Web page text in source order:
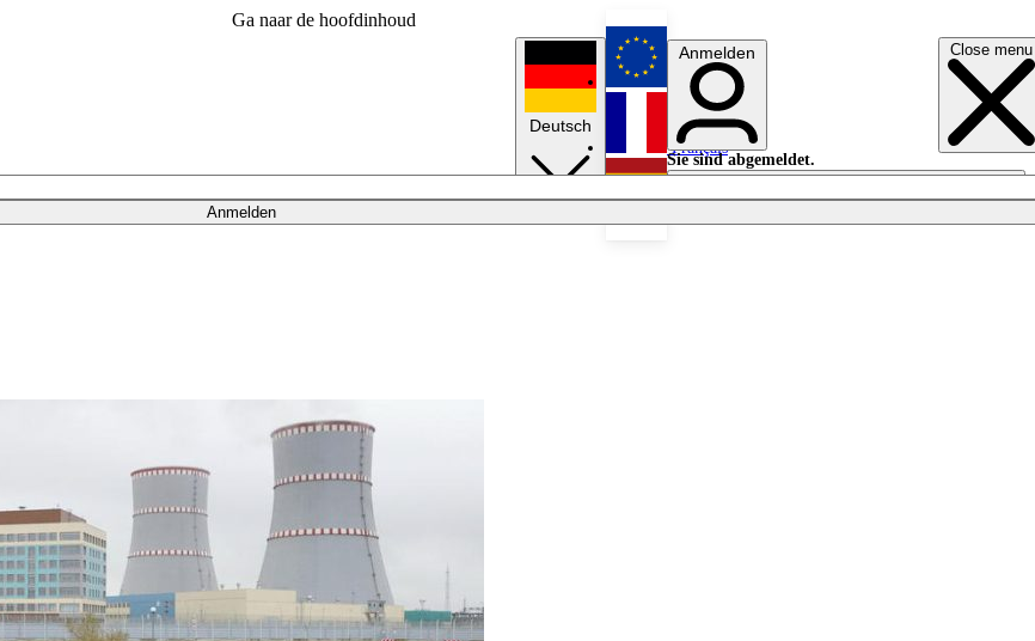
Ga naar de hoofdinhoud
Close menu
Anmelden
Deutsch
English
Français
Anmelden
Sie sind abgemeldet.
Anmelden
Licht aus